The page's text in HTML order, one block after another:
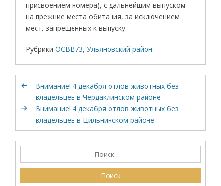
присвоением номера), с дальнейшим выпуском
на прежние места обитания, за исключением
мест, запрещенных к выпуску.
Рубрики ОСВВ73,Ульяновский район
Внимание! 4 декабря отлов животных без
владельцев в Чердаклинском районе
Внимание! 4 декабря отлов животных без
владельцев в Цильнинском районе